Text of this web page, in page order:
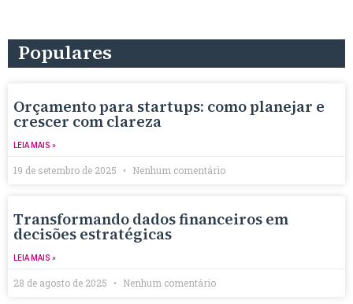
Populares
Orçamento para startups: como planejar e
crescer com clareza
LEIA MAIS »
19 de setembro de 2025 Nenhum comentário
Transformando dados financeiros em
decisões estratégicas
LEIA MAIS »
28 de agosto de 2025 Nenhum comentário